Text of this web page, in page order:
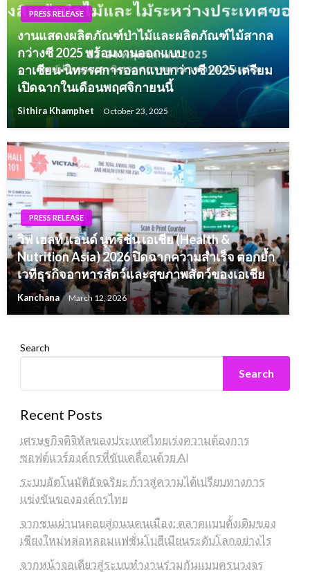
PRESS RELEASE
งานแสดงผลิตภัณฑ์ป่าไม้และผลิตภัณฑ์ไม้สากล
กว่างซี 2025 พร้อมงานออกแบบ
อาเซียน·นิทรรศการออกแบบกว่างซี 2025 เตรียม
เปิดฉากในเดือนพฤศจิกายนนี้
Sithira Khamphet October 23, 2025
PRESS RELEASE
วิฟ เฮลท์ แอนด์ นูทริชัน เอเชีย (Health &
Nutrition Asia) 2026 ปิดฉากความสำเร็จ ตอกย้ำ
เวทีธุรกิจอาหารสัตว์และสุขภาพสัตว์ของเอเชีย
Kanchana March 12, 2026
Search
Search
Recent Posts
เศรษฐกิจดิจิทัลของประเทศไทยเร่งความต้องการ
ซอฟต์แวร์องค์กรที่ขับเคลื่อนด้วย AI
ระบบอัตโนมัติอัจฉริยะ ก้าวสู่ความได้เปรียบทางการ
แข่งขันขององค์กรไทย
จากชนเผ่าบนดอยสู่ถนนคนเมือง: ตลาดแบบดั้งเดิมของ
เชียงใหม่หล่อหลอมแฟชั่นโบฮีเมียนระดับโลกอย่างไร
จากหน้าจอเดียวสู่ระบบทำงานร่วมกันแบบครบวงจร